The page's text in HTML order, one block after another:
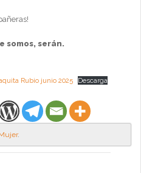
somos, serán.
Rubio junio 2025 Descarga
.